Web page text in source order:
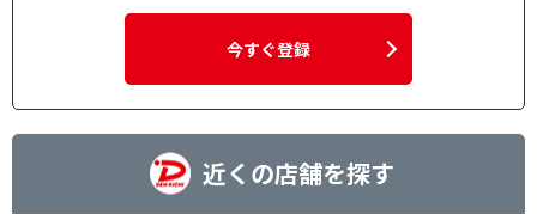
今すぐ登録
近くの店舗を探す